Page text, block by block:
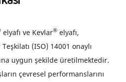
elyafı ve Kevlar® elyafı,
(ISO) 14001 onaylı
uygun şekilde üretilmektedir.
çevresel performanslarını